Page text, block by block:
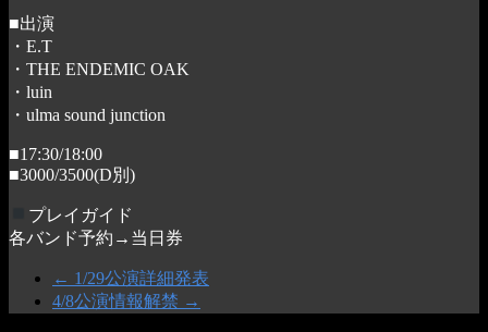
■出演
・E.T
・THE ENDEMIC OAK
・luin
・ulma sound junction
■17:30/18:00
■3000/3500(D別)
プレイガイド
各バンド予約→当日券
← 1/29公演詳細発表
4/8公演情報解禁 →